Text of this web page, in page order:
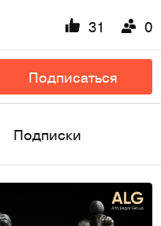
31 0
Подписаться
Подписки